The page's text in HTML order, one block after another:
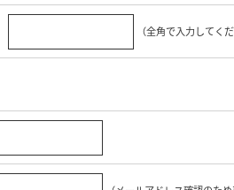
（全角で入力してくだ